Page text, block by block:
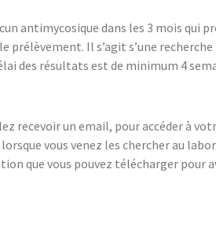
antimycosique dans les 3 mois qui
prélèvement. Il s’agit s’une recherche
des résultats est de minimum 4
recevoir un email, pour accéder à
vous venez les chercher au
que vous pouvez télécharger pour